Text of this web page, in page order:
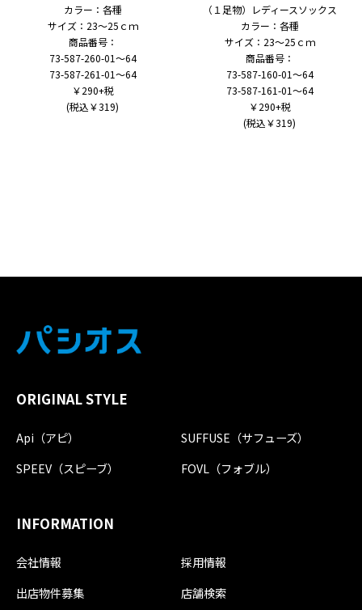
カラー：各種
サイズ：23～25ｃｍ
商品番号：
73-587-260-01～64
73-587-261-01～64
￥290+税
(税込￥319)
（１足物）レディースソックス
カラー：各種
サイズ：23～25ｃｍ
商品番号：
73-587-160-01～64
73-587-161-01～64
￥290+税
(税込￥319)
ORIGINAL STYLE
Api（アピ）
SUFFUSE（サフューズ）
SPEEV（スピーブ）
FOVL（フォブル）
INFORMATION
会社情報
採用情報
出店物件募集
店舗検索